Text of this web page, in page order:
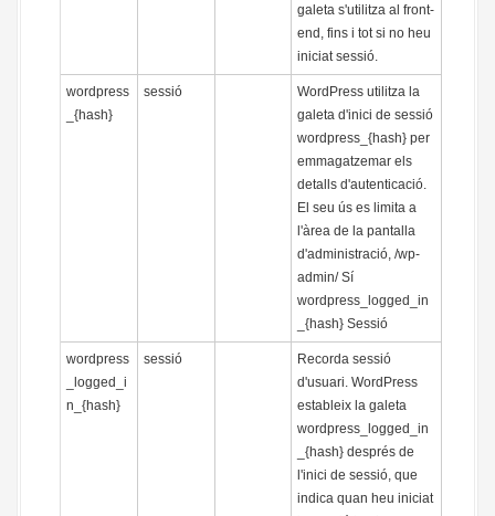
galeta s'utilitza al front-
end, fins i tot si no heu
iniciat sessió.
wordpress
_{hash}
sessió
WordPress utilitza la
galeta d'inici de sessió
wordpress_{hash} per
emmagatzemar els
detalls d'autenticació.
El seu ús es limita a
l'àrea de la pantalla
d'administració, /wp-
admin/ Sí
wordpress_logged_in
_{hash} Sessió
wordpress
_logged_i
n_{hash}
sessió
Recorda sessió
d'usuari. WordPress
estableix la galeta
wordpress_logged_in
_{hash} després de
l'inici de sessió, que
indica quan heu iniciat